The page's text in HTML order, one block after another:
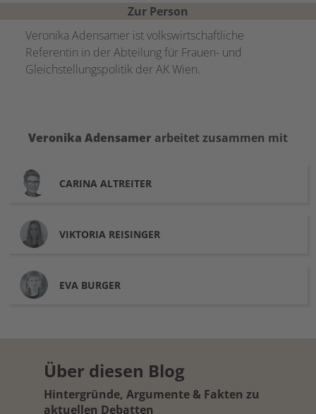
Zur Person
Veronika Adensamer ist volkswirtschaftliche
Referentin in der Abteilung für Frauen- und
Gleichstellungspolitik der AK Wien.
Veronika Adensamer arbeitet zusammen mit
CARINA ALTREITER
VIKTORIA REISINGER
EVA BURGER
Über diesen Blog
Hintergründe, Argumente & Fakten zu
aktuellen Debatten